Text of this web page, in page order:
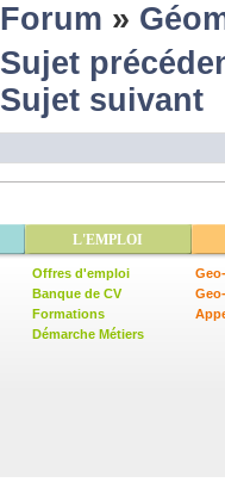
Forum »
Sujet
Sujet suivant
L'EMPLOI
Offres d'emploi
Banque de CV
Formations
Démarche Métiers